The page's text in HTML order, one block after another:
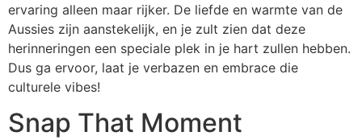
ervaring alleen maar rijker. De liefde en warmte van de
Aussies zijn aanstekelijk, en je zult zien dat deze
herinneringen een speciale plek in je hart zullen hebben.
Dus ga ervoor, laat je verbazen en embrace die
culturele vibes!
Snap That Moment